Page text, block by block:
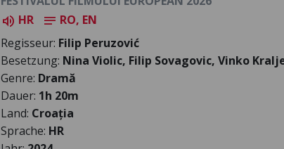
volume_up HR notes RO, EN
Regisseur: Filip Peruzović
Besetzung: Nina Violic, Filip Sovagovic, Vinko
Genre: Dramă
Dauer: 1h 20m
Land: Croația
Sprache: HR